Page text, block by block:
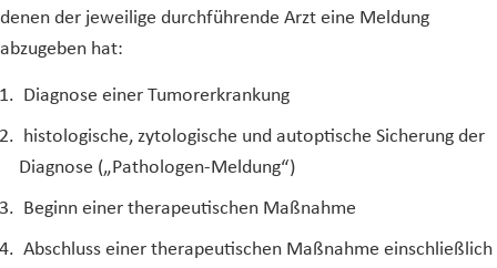
denen der jeweilige durchführende Arzt eine Meldung
abzugeben hat:
Diagnose einer Tumorerkrankung
histologische, zytologische und autoptische Sicherung der
Diagnose („Pathologen-Meldung“)
Beginn einer therapeutischen Maßnahme
Abschluss einer therapeutischen Maßnahme einschließlich